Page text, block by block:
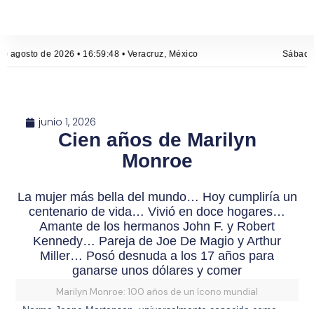
agosto de 2026 • 16:59:49 • Veracruz, México
junio 1, 2026
Cien años de Marilyn
Monroe
La mujer más bella del mundo… Hoy cumpliría un
centenario de vida… Vivió en doce hogares…
Amante de los hermanos John F. y Robert
Kennedy… Pareja de Joe De Magio y Arthur
Miller… Posó desnuda a los 17 años para
ganarse unos dólares y comer
Marilyn Monroe: 100 años de un ícono mundial